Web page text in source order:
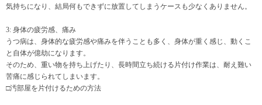
気持ちになり、結局何もできずに放置してしまうケースも少なくありません。
3: 身体の疲労感、痛み
うつ病は、身体的な疲労感や痛みを伴うことも多く、身体が重く感じ、動くこ
と自体が億劫になります。
そのため、重い物を持ち上げたり、長時間立ち続ける片付け作業は、耐え難い
苦痛に感じられてしまいます。
□汚部屋を片付けるための方法